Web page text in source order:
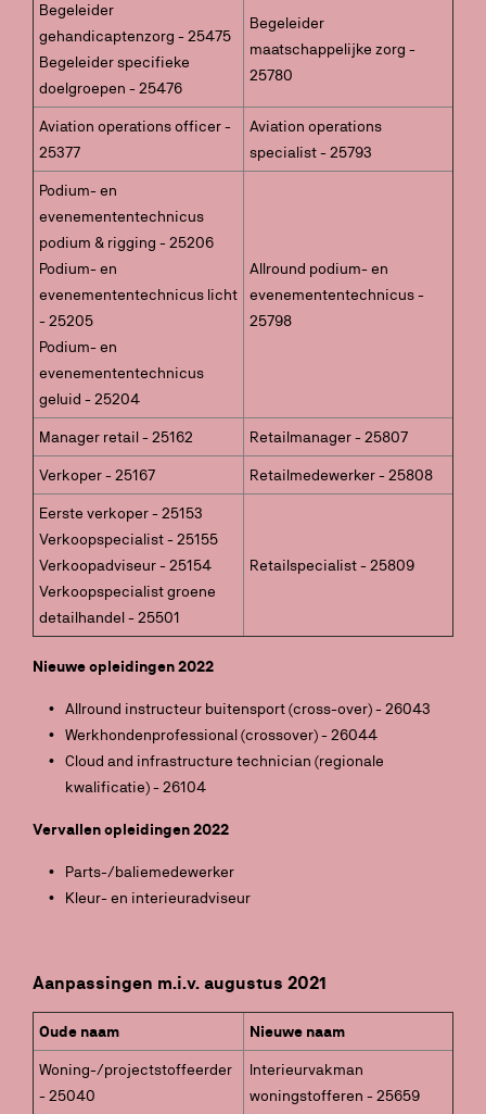
Begeleider
gehandicaptenzorg - 25475
Begeleider specifieke
doelgroepen - 25476
Begeleider
maatschappelijke zorg -
25780
Aviation operations officer -
25377
Aviation operations
specialist - 25793
Podium- en
evenemententechnicus
podium & rigging - 25206
Podium- en
evenemententechnicus licht
- 25205
Podium- en
evenemententechnicus
geluid - 25204
Allround podium- en
evenemententechnicus -
25798
Manager retail - 25162 Retailmanager - 25807
Verkoper - 25167 Retailmedewerker - 25808
Eerste verkoper - 25153
Verkoopspecialist - 25155
Verkoopadviseur - 25154
Verkoopspecialist groene
detailhandel - 25501
Retailspecialist - 25809
Nieuwe opleidingen 2022
Allround instructeur buitensport (cross-over) - 26043
Werkhondenprofessional (crossover) - 26044
Cloud and infrastructure technician (regionale
kwalificatie) - 26104
Vervallen opleidingen 2022
Parts-/baliemedewerker
Kleur- en interieuradviseur
Aanpassingen m.i.v. augustus 2021
Oude naam Nieuwe naam
Woning-/projectstoffeerder
- 25040
Interieurvakman
woningstofferen - 25659